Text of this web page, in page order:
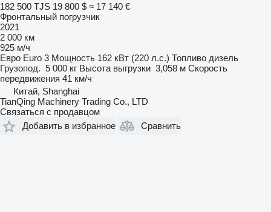
182 500 TJS 19 800 $ ≈ 17 140 €
Фронтальный погрузчик
2021
2 000 км
925 м/ч
Евро Euro 3 Мощность 162 кВт (220 л.с.) Топливо дизель
Грузопод. 5 000 кг Высота выгрузки 3,058 м Скорость
передвижения 41 км/ч
Китай, Shanghai
TianQing Machinery Trading Co., LTD
Связаться с продавцом
Добавить в избранное
Сравнить